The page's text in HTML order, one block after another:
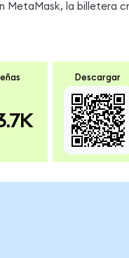
MetaMask, la billetera
Descargar